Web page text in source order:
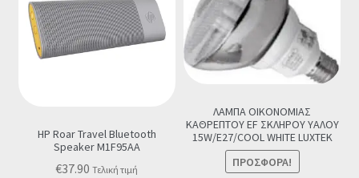
HP Roar Travel Bluetooth
Speaker M1F95AA
€37.90 Τελική τιμή
ΛΑΜΠΑ ΟΙΚΟΝΟΜΙΑΣ
ΚΑΘΡΕΠΤΟΥ EF ΣΚΛΗΡΟΥ ΥΑΛΟΥ
15W/E27/COOL WHITE LUXTEK
ΠΡΟΣΦΟΡΆ!